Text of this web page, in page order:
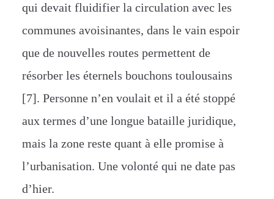
qui devait fluidifier la circulation avec les
communes avoisinantes, dans le vain espoir
que de nouvelles routes permettent de
résorber les éternels bouchons toulousains
[7]. Personne n’en voulait et il a été stoppé
aux termes d’une longue bataille juridique,
mais la zone reste quant à elle promise à
l’urbanisation. Une volonté qui ne date pas
d’hier.